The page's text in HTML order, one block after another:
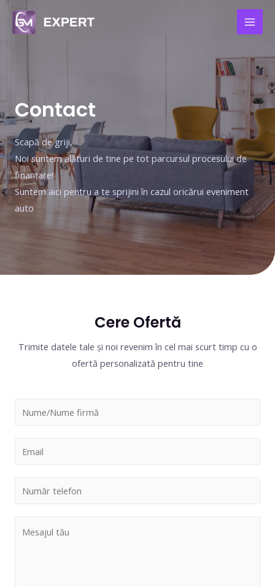
Contact
Scapă de griji,
Noi suntem alături de tine pe tot parcursul procesului de
finanțare!
Suntem aici pentru a te sprijini în cazul oricărui eveniment
auto
Cere Ofertă
Trimite datele tale și noi revenim în cel mai scurt timp cu o
ofertă personalizată pentru tine